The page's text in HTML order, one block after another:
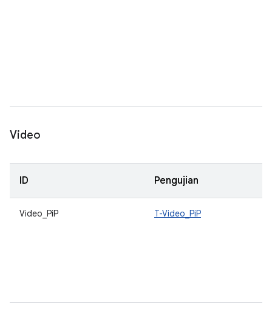
Video
ID Pengujian
Video_PiP T-Video_PiP